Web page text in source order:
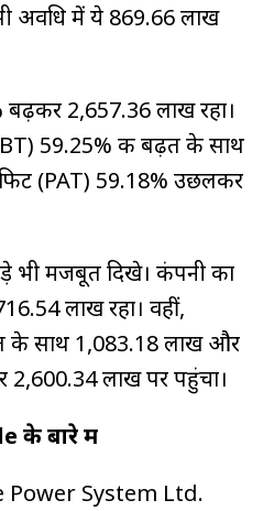
अवधि में ये ₹869.66 लाख
बढ़कर ₹2,657.36 लाख रहा।
59.25% की बढ़त के साथ
(PAT) 59.18% उछलकर
मजबूत दिखे। कंपनी का
लाख रहा। वहीं,
के साथ ₹1,083.18 लाख और
₹2,600.34 लाख पर पहुंचा।
के बारे में
Power System Ltd.